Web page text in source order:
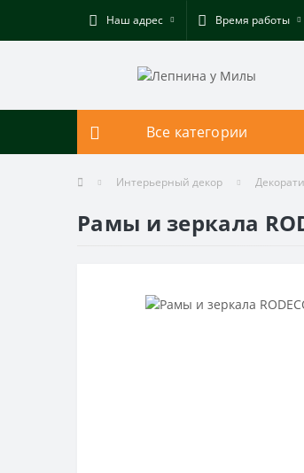
Наш адрес Время работы
Все категории
Интерьерный декор
Рамы и зеркала